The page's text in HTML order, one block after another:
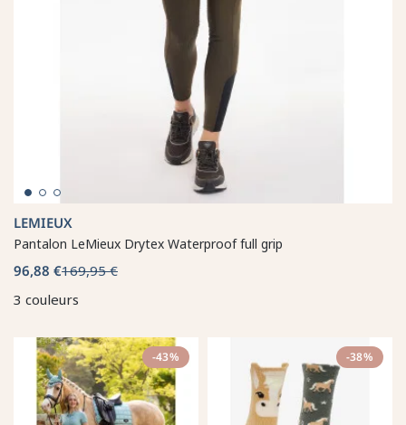
LEMIEUX
Pantalon LeMieux Drytex Waterproof full grip
96,88 €169,95 €
3 couleurs
-43% -38%